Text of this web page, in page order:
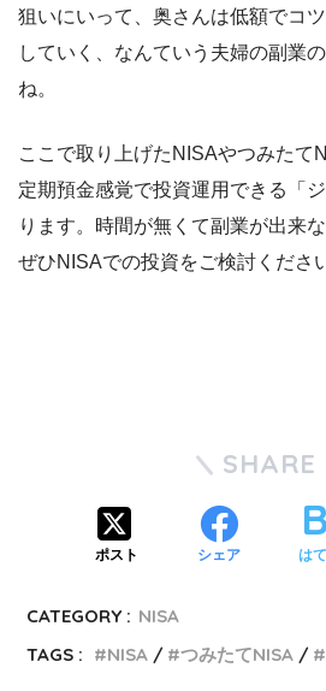
狙いにいって、奥さんは低額でコ
していく、なんていう夫婦の副業
ね。
ここで取り上げたNISAやつみたて
定期預金感覚で投資運用できる「
ります。時間が無くて副業が出来
ぜひNISAでの投資をご検討くださ
SHARE
ポスト シェア は
CATEGORY : NISA
TAGS :
NISA つみたてNISA